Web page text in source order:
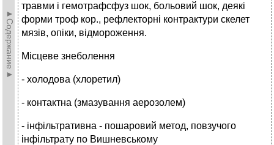
►Содержание►
травми і гемотрафсфуз шок, больовий шок, деякі
форми троф кор., рефлекторні контрактури скелет
мязів, опіки, відмороження.
Місцеве знеболення
- холодова (хлоретил)
- контактна (змазування аерозолем)
- інфільтративна - пошаровий метод, повзучого
інфільтрату по Вишневському